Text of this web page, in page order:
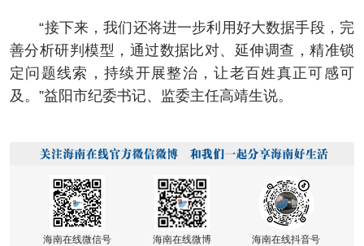
“接下来，我们还将进一步利用好大数据手段，完
善分析研判模型，通过数据比对、延伸调查，精准锁
定问题线索，持续开展整治，让老百姓真正可感可
及。”益阳市纪委书记、监委主任高靖生说。
海南在线微信号 海南在线微博 海南在线抖音号